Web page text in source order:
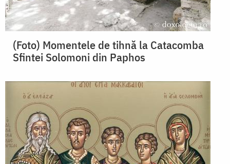
(Foto) Momentele de tihnă la Catacomba
Sfintei Solomoni din Paphos